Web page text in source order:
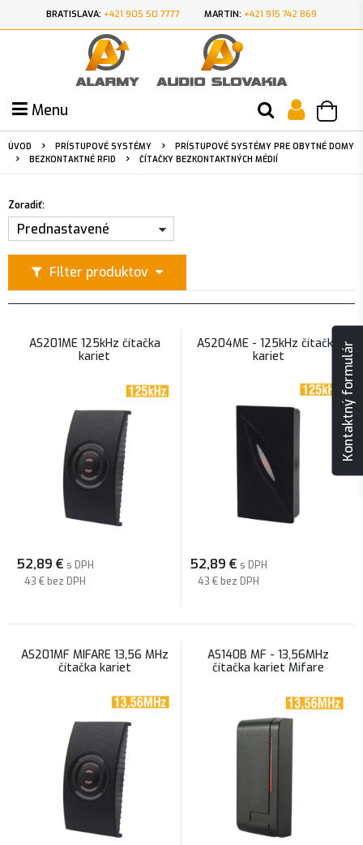
BRATISLAVA: +421 905 50 7777 MARTIN: +421 915 742 869
Menu
ÚVOD PRÍSTUPOVÉ SYSTÉMY
PRÍSTUPOVÉ SYSTÉMY PRE OBYTNÉ DOMY
BEZKONTAKTNÉ RFID
ČÍTAČKY BEZKONTAKTNÝCH MÉDIÍ
Filter produktov
Zoradiť:
Prednastavené
AS201ME 125kHz čítačka
kariet
52,89 € s DPH
43 € bez DPH
AS204ME - 125kHz čítačka
kariet
52,89 € s DPH
43 € bez DPH
AS201MF MIFARE 13,56 MHz
čítačka kariet
AS140B MF - 13,56MHz
čítačka kariet Mifare
Kontaktný formulár